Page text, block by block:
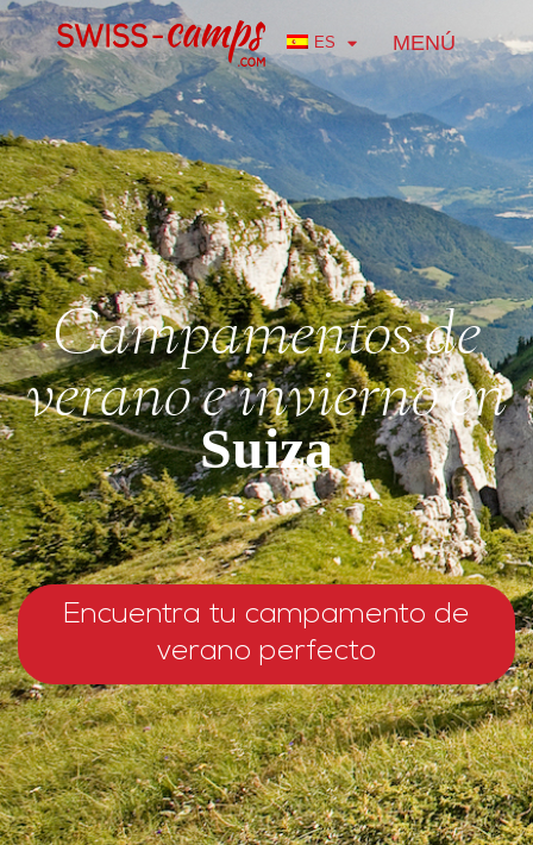
ES MENÚ
Campamentos de
verano e invierno en
Suiza
Encuentra tu campamento de
verano perfecto